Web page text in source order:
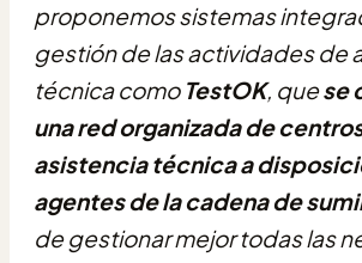
proponemos sistemas
gestión de las actividades de
técnica como TestOK, quese
una red organizada de
asistencia técnica a
agentes de la cadena de
de gestionar mejor todas las